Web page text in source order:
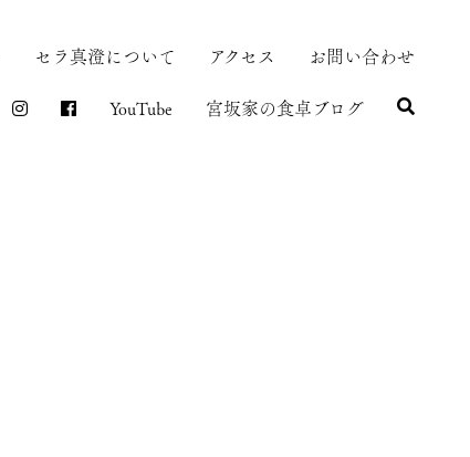
セラ真澄について アクセス お問い合わせ
YouTube 宮坂家の食卓ブログ